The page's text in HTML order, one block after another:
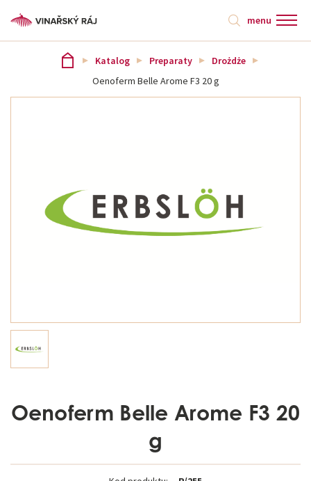
menu
Katalog Preparaty
Drożdże
Oenoferm Belle Arome F3 20 g
Oenoferm Belle Arome F3 20
g